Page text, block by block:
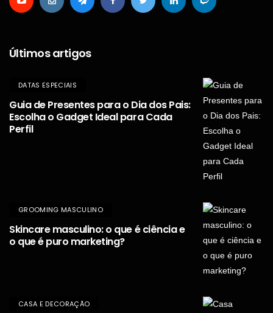
Últimos artigos
DATAS ESPECIAIS
Guia de Presentes para o Dia dos Pais:
Escolha o Gadget Ideal para Cada
Perfil
GROOMING MASCULINO
Skincare masculino: o que é ciência e
o que é puro marketing?
CASA E DECORAÇÃO